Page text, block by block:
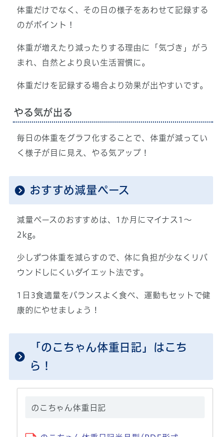
体重だけでなく、その日の様子をあわせて記録する
のがポイント！
体重が増えたり減ったりする理由に「気づき」がう
まれ、自然とより良い生活習慣に。
体重だけを記録する場合より効果が出やすいです。
やる気が出る
毎日の体重をグラフ化することで、体重が減ってい
く様子が目に見え、やる気アップ！
おすすめ減量ペース
減量ペースのおすすめは、1か月にマイナス1～
2kg。
少しずつ体重を減らすので、体に負担が少なくリバ
ウンドしにくいダイエット法です。
1日3食適量をバランスよく食べ、運動もセットで健
康的にやせましょう！
「のこちゃん体重日記」はこち
ら！
のこちゃん体重日記